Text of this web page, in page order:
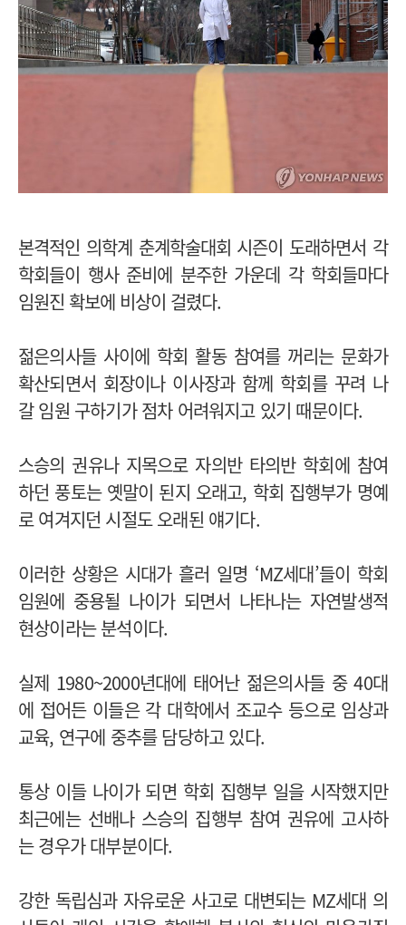
본격적인 의학계 춘계학술대회 시즌이 도래하면서 각
학회들이 행사 준비에 분주한 가운데 각 학회들마다
임원진 확보에 비상이 걸렸다.
젊은의사들 사이에 학회 활동 참여를 꺼리는 문화가
확산되면서 회장이나 이사장과 함께 학회를 꾸려 나
갈 임원 구하기가 점차 어려워지고 있기 때문이다.
스승의 권유나 지목으로 자의반 타의반 학회에 참여
하던 풍토는 옛말이 된지 오래고, 학회 집행부가 명예
로 여겨지던 시절도 오래된 얘기다.
이러한 상황은 시대가 흘러 일명 ‘MZ세대’들이 학회
임원에 중용될 나이가 되면서 나타나는 자연발생적
현상이라는 분석이다.
실제 1980~2000년대에 태어난 젊은의사들 중 40대
에 접어든 이들은 각 대학에서 조교수 등으로 임상과
교육, 연구에 중추를 담당하고 있다.
통상 이들 나이가 되면 학회 집행부 일을 시작했지만
최근에는 선배나 스승의 집행부 참여 권유에 고사하
는 경우가 대부분이다.
강한 독립심과 자유로운 사고로 대변되는 MZ세대 의